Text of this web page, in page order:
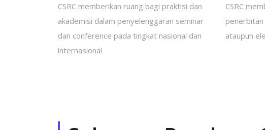
CSRC memberikan ruang bagi praktisi dan
akademisi dalam penyelenggaran seminar
dan conference pada tingkat nasional dan
internasional
CSRC
penerbitan
ataupun